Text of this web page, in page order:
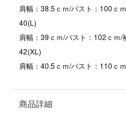
肩幅：38.5ｃｍ/バスト：100ｃ
40(L)
肩幅：39ｃｍ/バスト：102ｃｍ
42(XL)
肩幅：40.5ｃｍ/バスト：110ｃ
商品詳細